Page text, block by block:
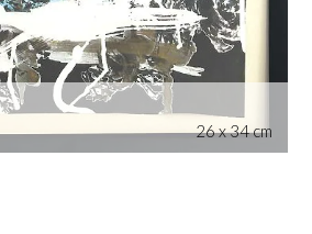
26 x 34 cm